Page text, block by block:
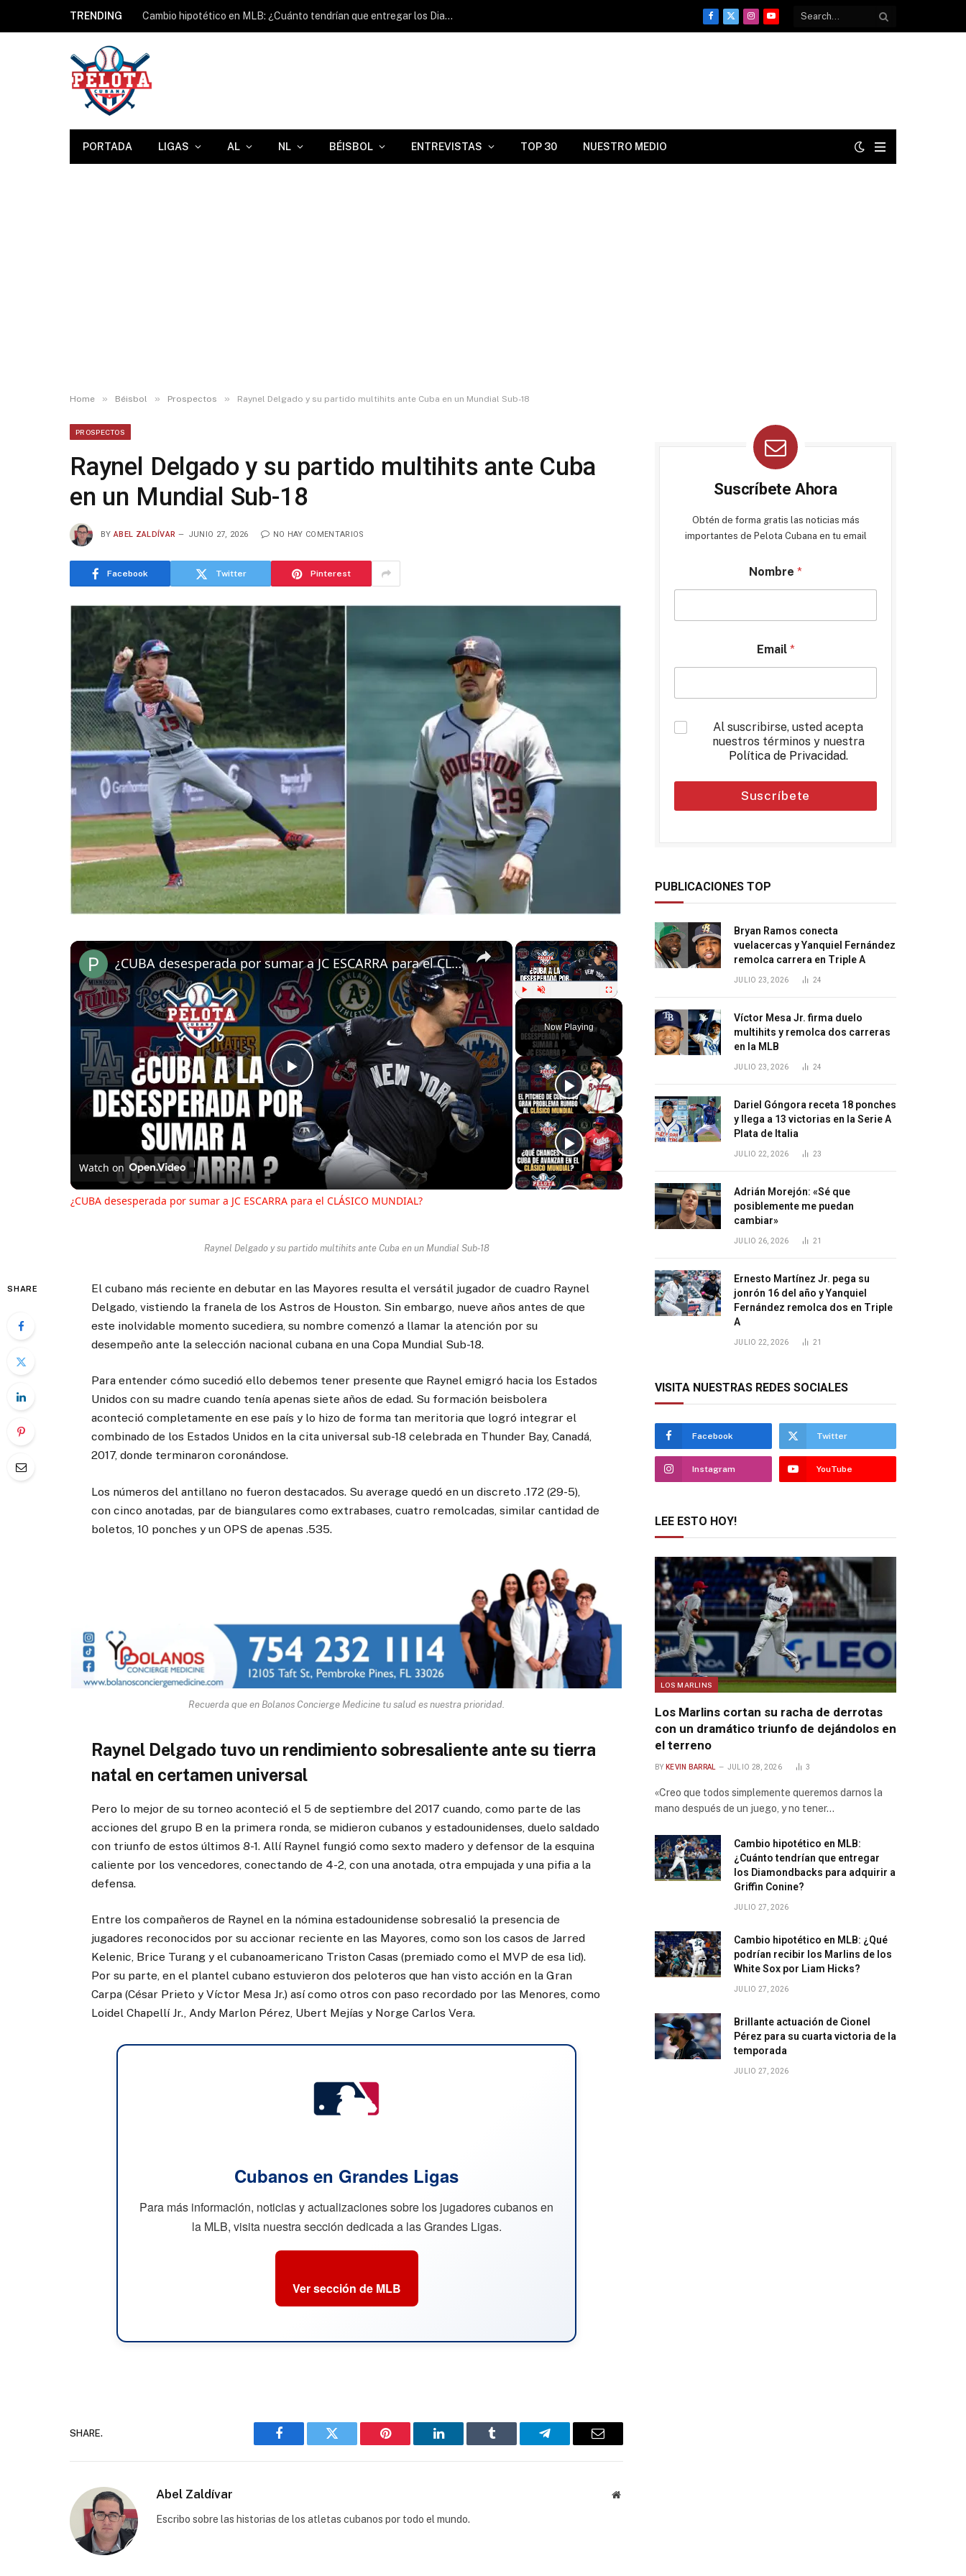
TRENDING Cambio hipotético en MLB: ¿Cuánto tendrían que entregar los Diamondbacks para adquirir a Griffin Conine?
Facebook
X
InstagramYouTube
PORTADA LIGAS AL NL BÉISBOL ENTREVISTAS TOP 30 NUESTRO MEDIO
Home » Béisbol » Prospectos » Raynel Delgado y su partido multihits ante Cuba en un Mundial Sub-18
PROSPECTOS
Raynel Delgado y su partido multihits ante Cuba
en un Mundial Sub-18
BY ABEL ZALDÍVAR JUNIO 27, 2026 NO HAY COMENTARIOS
Facebook Twitter Pinterest
×
Fullscreen
Now Playing
×
Play
Video
¿CUBA desesperada por sumar a JC ESCARRA para el CLÁSICO MUNDIAL?
Watch on
¿CUBA desesperada por sumar a JC ESCARRA para el CLÁSICO MUNDIAL?
Raynel Delgado y su partido multihits ante Cuba en un Mundial Sub-18
SHARE
El cubano más reciente en debutar en las Mayores resulta el versátil jugador de cuadro Raynel
Delgado, vistiendo la franela de los Astros de Houston. Sin embargo, nueve años antes de que
este inolvidable momento sucediera, su nombre comenzó a llamar la atención por su
desempeño ante la selección nacional cubana en una Copa Mundial Sub-18.
Para entender cómo sucedió ello debemos tener presente que Raynel emigró hacia los Estados
Unidos con su madre cuando tenía apenas siete años de edad. Su formación beisbolera
aconteció completamente en ese país y lo hizo de forma tan meritoria que logró integrar el
combinado de los Estados Unidos en la cita universal sub-18 celebrada en Thunder Bay, Canadá,
2017, donde terminaron coronándose.
Los números del antillano no fueron destacados. Su average quedó en un discreto .172 (29-5),
con cinco anotadas, par de biangulares como extrabases, cuatro remolcadas, similar cantidad de
boletos, 10 ponches y un OPS de apenas .535.
Recuerda que en Bolanos Concierge Medicine tu salud es nuestra prioridad.
Raynel Delgado tuvo un rendimiento sobresaliente ante su tierra
natal en certamen universal
Pero lo mejor de su torneo aconteció el 5 de septiembre del 2017 cuando, como parte de las
acciones del grupo B en la primera ronda, se midieron cubanos y estadounidenses, duelo saldado
con triunfo de estos últimos 8-1. Allí Raynel fungió como sexto madero y defensor de la esquina
caliente por los vencedores, conectando de 4-2, con una anotada, otra empujada y una pifia a la
defensa.
Entre los compañeros de Raynel en la nómina estadounidense sobresalió la presencia de
jugadores reconocidos por su accionar reciente en las Mayores, como son los casos de Jarred
Kelenic, Brice Turang y el cubanoamericano Triston Casas (premiado como el MVP de esa lid).
Por su parte, en el plantel cubano estuvieron dos peloteros que han visto acción en la Gran
Carpa (César Prieto y Víctor Mesa Jr.) así como otros con paso recordado por las Menores, como
Loidel Chapellí Jr., Andy Marlon Pérez, Ubert Mejías y Norge Carlos Vera.
Cubanos en Grandes Ligas
Para más información, noticias y actualizaciones sobre los jugadores cubanos en
la MLB, visita nuestra sección dedicada a las Grandes Ligas.
Ver sección de MLB
SHARE.
Facebook Twitter Pinterest LinkedIn Tumblr Telegram Email
Abel Zaldívar Website
Escribo sobre las historias de los atletas cubanos por todo el mundo.
Suscríbete Ahora
Obtén de forma gratis las noticias más
importantes de Pelota Cubana en tu email
Nombre *
Email *
*
Al suscribirse, usted acepta
nuestros términos y nuestra
Política de Privacidad.
Suscríbete
PUBLICACIONES TOP
Bryan Ramos conecta
vuelacercas y Yanquiel Fernández
remolca carrera en Triple A
JULIO 23, 2026 24
Víctor Mesa Jr. firma duelo
multihits y remolca dos carreras
en la MLB
JULIO 23, 2026 24
Dariel Góngora receta 18 ponches
y llega a 13 victorias en la Serie A
Plata de Italia
JULIO 22, 2026 23
Adrián Morejón: «Sé que
posiblemente me puedan
cambiar»
JULIO 26, 2026 21
Ernesto Martínez Jr. pega su
jonrón 16 del año y Yanquiel
Fernández remolca dos en Triple
A
JULIO 22, 2026 21
VISITA NUESTRAS REDES SOCIALES
Facebook Twitter
Instagram YouTube
LEE ESTO HOY!
LOS MARLINS
Los Marlins cortan su racha de derrotas
con un dramático triunfo de dejándolos en
el terreno
BY KEVIN BARRAL JULIO 28, 2026 3
«Creo que todos simplemente queremos darnos la
mano después de un juego, y no tener…
Cambio hipotético en MLB:
¿Cuánto tendrían que entregar
los Diamondbacks para adquirir a
Griffin Conine?
JULIO 27, 2026
Cambio hipotético en MLB: ¿Qué
podrían recibir los Marlins de los
White Sox por Liam Hicks?
JULIO 27, 2026
Brillante actuación de Cionel
Pérez para su cuarta victoria de la
temporada
JULIO 27, 2026